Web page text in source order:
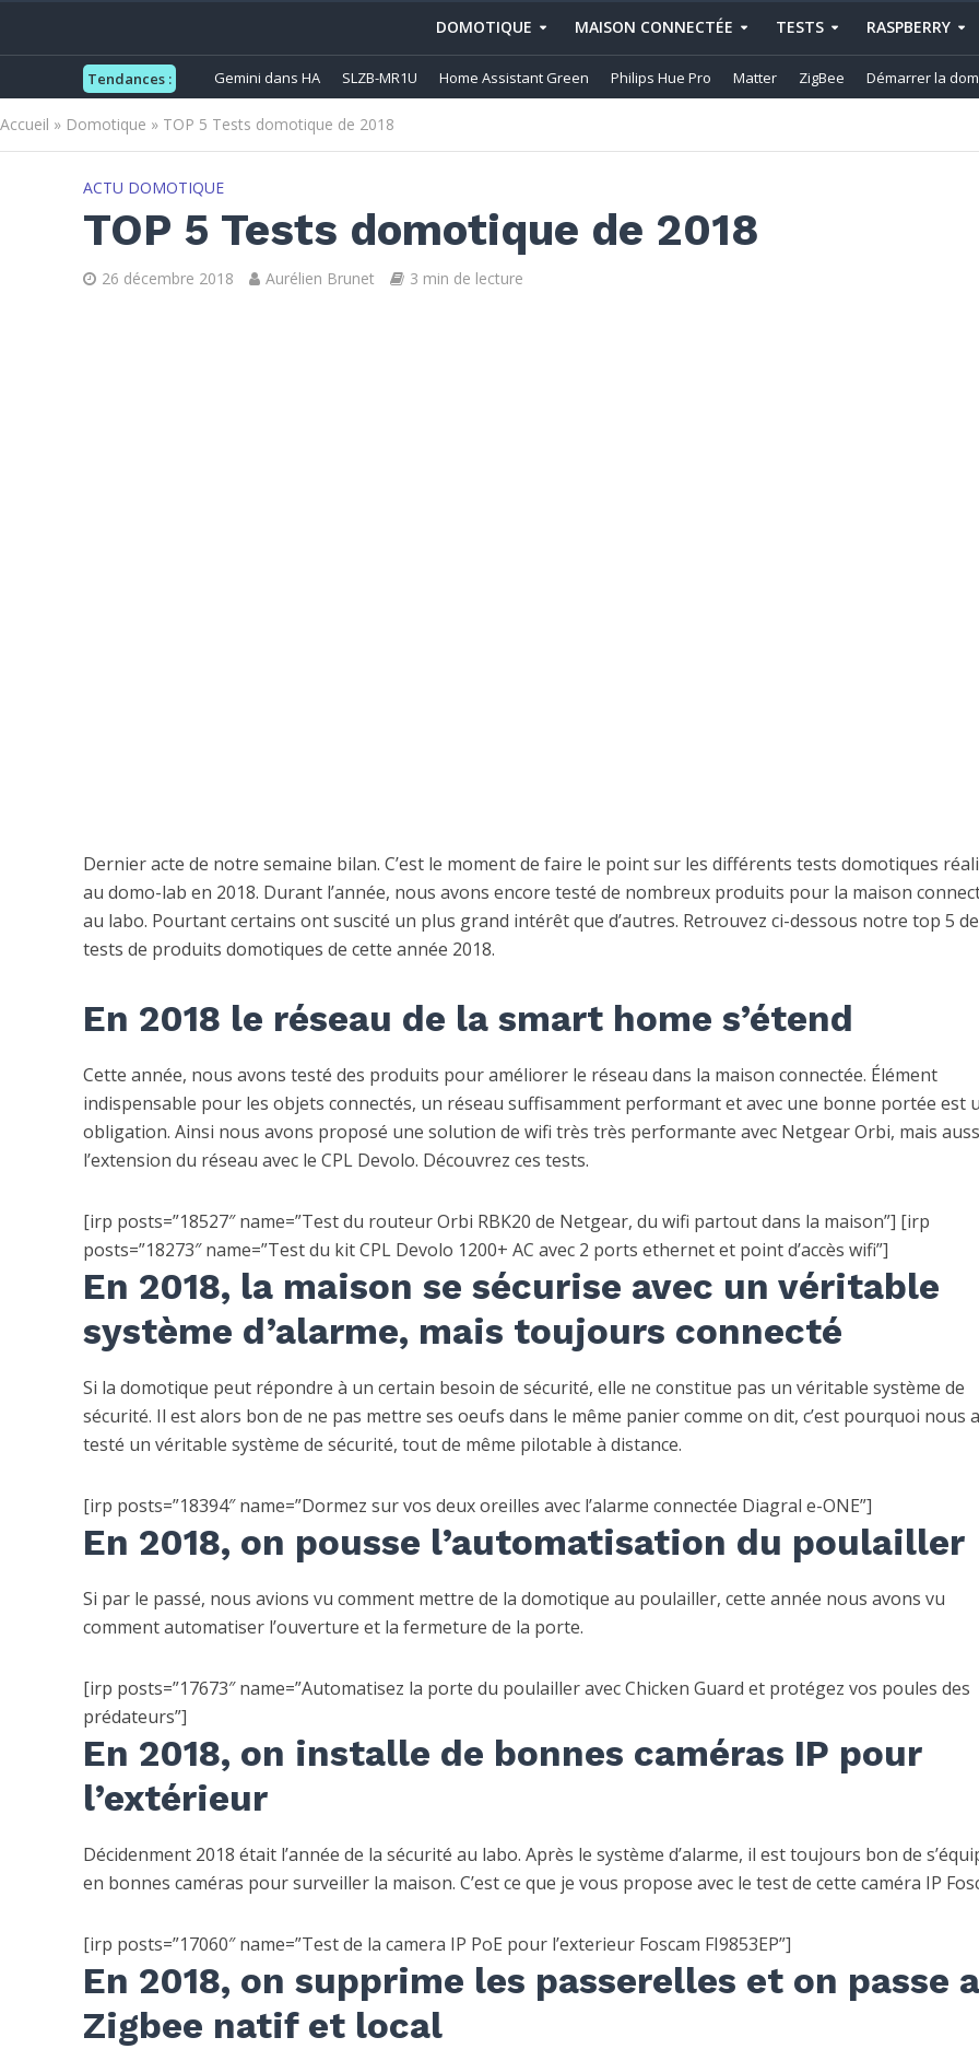
DOMOTIQUE MAISON CONNECTÉE TESTS RASPBERRY
Tendances : Gemini dans HA SLZB-MR1U Home Assistant Green Philips Hue Pro Matter ZigBee Démarrer la
Accueil » Domotique » TOP 5 Tests domotique de 2018
ACTU DOMOTIQUE
TOP 5 Tests domotique de 2018
26 décembre 2018 Aurélien Brunet 3 min de lecture
Dernier acte de notre semaine bilan. C’est le moment de faire le point sur les différents tests domotiques
au domo-lab en 2018. Durant l’année, nous avons encore testé de nombreux produits pour la maison
au labo. Pourtant certains ont suscité un plus grand intérêt que d’autres. Retrouvez ci-dessous notre top 5
tests de produits domotiques de cette année 2018.
En 2018 le réseau de la smart home s’étend
Cette année, nous avons testé des produits pour améliorer le réseau dans la maison connectée. Élément
indispensable pour les objets connectés, un réseau suffisamment performant et avec une bonne portée est
obligation. Ainsi nous avons proposé une solution de wifi très très performante avec Netgear Orbi, mais
l’extension du réseau avec le CPL Devolo. Découvrez ces tests.
[irp posts=”18527″ name=”Test du routeur Orbi RBK20 de Netgear, du wifi partout dans la maison”] [irp
posts=”18273″ name=”Test du kit CPL Devolo 1200+ AC avec 2 ports ethernet et point d’accès wifi”]
En 2018, la maison se sécurise avec un véritable
système d’alarme, mais toujours connecté
Si la domotique peut répondre à un certain besoin de sécurité, elle ne constitue pas un véritable système de
sécurité. Il est alors bon de ne pas mettre ses oeufs dans le même panier comme on dit, c’est pourquoi nous
testé un véritable système de sécurité, tout de même pilotable à distance.
[irp posts=”18394″ name=”Dormez sur vos deux oreilles avec l’alarme connectée Diagral e-ONE”]
En 2018, on pousse l’automatisation du poulailler
Si par le passé, nous avions vu comment mettre de la domotique au poulailler, cette année nous avons vu
comment automatiser l’ouverture et la fermeture de la porte.
[irp posts=”17673″ name=”Automatisez la porte du poulailler avec Chicken Guard et protégez vos poules des
prédateurs”]
En 2018, on installe de bonnes caméras IP pour
l’extérieur
Décidenment 2018 était l’année de la sécurité au labo. Après le système d’alarme, il est toujours bon de
en bonnes caméras pour surveiller la maison. C’est ce que je vous propose avec le test de cette caméra IP
[irp posts=”17060″ name=”Test de la camera IP PoE pour l’exterieur Foscam FI9853EP”]
En 2018, on supprime les passerelles et on passe
Zigbee natif et local